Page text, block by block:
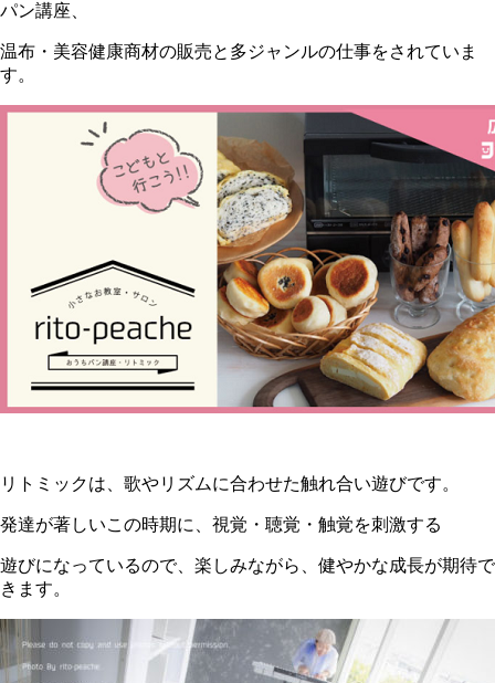
パン講座、
温布・美容健康商材の販売と多ジャンルの仕事をされていま
す。
リトミックは、歌やリズムに合わせた触れ合い遊びです。
発達が著しいこの時期に、視覚・聴覚・触覚を刺激する
遊びになっているので、楽しみながら、健やかな成長が期待で
きます。